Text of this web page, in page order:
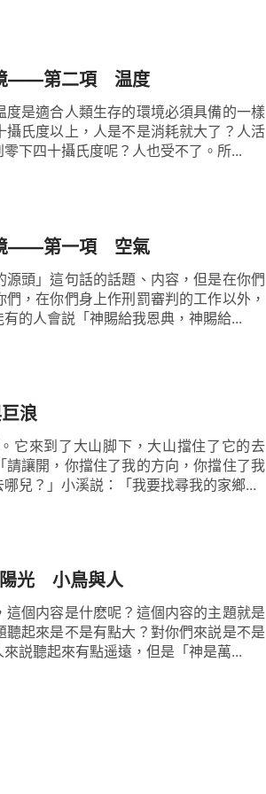
境——第二項 温度
是適合人類生存的環境必須具備的一樣
氏度以上，人是不是消耗就大了？人活
下四十攝氏度呢？人也受不了。所...
境——第一項 空氣
頭」這句話的話題、内容，但是在你們
，在你們身上作刑罰審判的工作以外，
的人會説「神賜給我恩典，神賜給...
浪
它來到了大山脚下，大山擋住了它的去
讓開，你擋住了我的方向，你擋住了我
兒？」小溪説：「我要找尋我的家鄉...
光 小鳥與人
個内容是什麽呢？這個内容的主題就是
聽起來是不是有點大？對你們來説是不是
説聽起來有點遥遠，但是「神是萬...